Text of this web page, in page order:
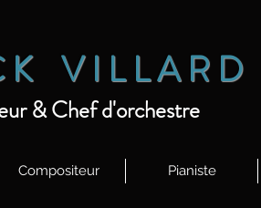
K V I L L A R D
& Chef d'orchestre
Compositeur Pianiste